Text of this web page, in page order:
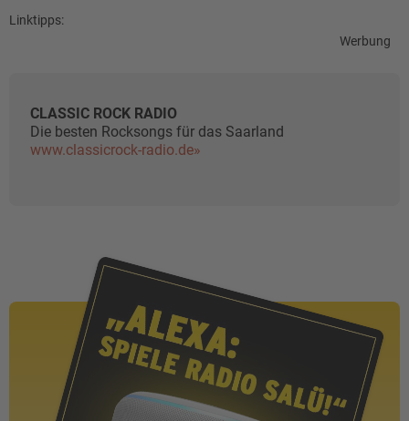
Linktipps:
Werbung
CLASSIC ROCK RADIO
Die besten Rocksongs für das Saarland
www.classicrock-radio.de»